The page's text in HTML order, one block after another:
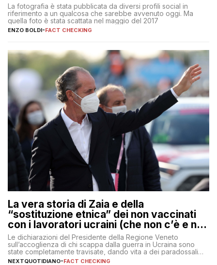
La fotografia è stata pubblicata da diversi profili social in
riferimento a un qualcosa che sarebbe avvenuto oggi. Ma
quella foto è stata scattata nel maggio del 2017
ENZO BOLDI-FACT CHECKING
La vera storia di Zaia e della
“sostituzione etnica” dei non vaccinati
con i lavoratori ucraini (che non c’è e non
ci sarà)
Le dichiarazioni del Presidente della Regione Veneto
sull’accoglienza di chi scappa dalla guerra in Ucraina sono
state completamente travisate, dando vita a dei paradossali
falsi che girano sui social
NEXTQUOTIDIANO-FACT CHECKING